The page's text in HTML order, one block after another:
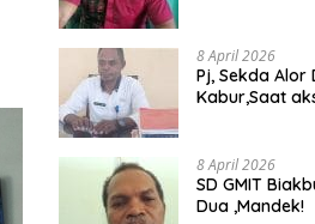
8 April 2026
Pj, Sekda Alor
Kabur,Saat
8 April 2026
SD GMIT
Dua ,Mandek!